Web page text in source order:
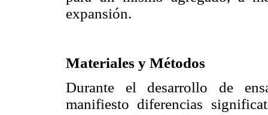
expansión.
Materiales y Métodos
Durante el desarrollo de
manifiesto diferencias